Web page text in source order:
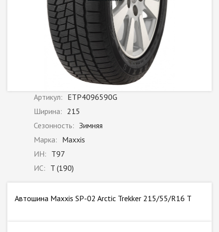
Артикул: ETP4096590G
Ширина: 215
Сезонность: Зимняя
Марка: Maxxis
ИН: T97
ИС: T (190)
Автошина Maxxis SP-02 Arctic Trekker 215/55/R16 T